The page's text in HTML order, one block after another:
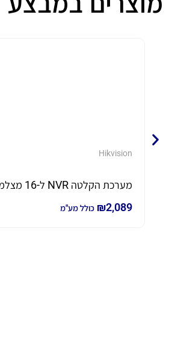
Hikvision
מערכת הקלטה NVR ל-16 מצלמות IP עם 16 PoE מובנים דגם DS-7616NXI-K2/16P-2T כולל 2TB
₪2,089 כולל מע"מ